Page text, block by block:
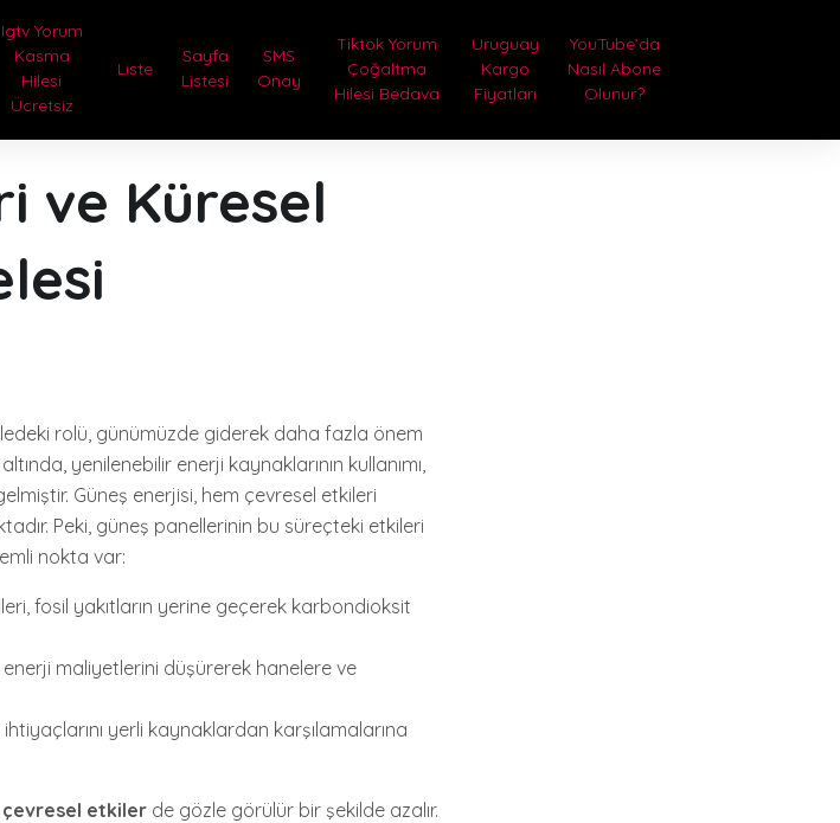
Igtv Yorum
Kasma
Hilesi
Ücretsiz
Liste
Sayfa
Listesi
SMS
Onay
Tiktok Yorum
Çoğaltma
Hilesi Bedava
Uruguay
Kargo
Fiyatları
YouTube’da
Nasıl Abone
Olunur?
ve Küresel
rolü, günümüzde giderek daha fazla önem
yenilenebilir enerji kaynaklarının kullanımı,
Güneş enerjisi, hem çevresel etkileri
Peki, güneş panellerinin bu süreçteki etkileri
nokta var:
fosil yakıtların yerine geçerek karbondioksit
maliyetlerini düşürerek hanelere ve
yerli kaynaklardan karşılamalarına
çevresel etkiler de gözle görülür bir şekilde azalır.